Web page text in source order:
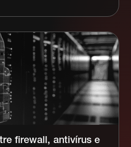
firewall, antivírus e